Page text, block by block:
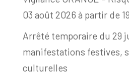
03 août 2026 à partir de
Arrêté temporaire du 29
manifestations festives,
culturelles